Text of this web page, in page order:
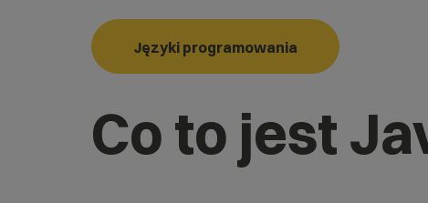
Języki programowania
Co to jest